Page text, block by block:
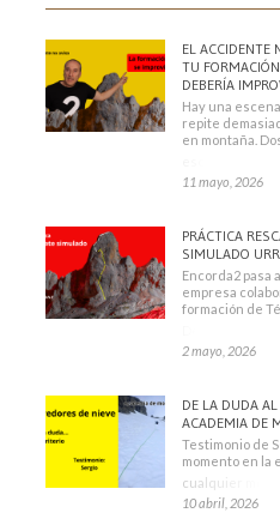
EL ACCIDENTE
TU
DEBERÍA
Hay una
repite
en montaña.
11 mayo, 2026
PRÁCTICA
SIMULADO
Encorda2 pasa
empresa
formación de
2 mayo, 2026
DE LA DUDA
ACADEMIA DE
Testimonio de
momento en la
cualquier
10 abril, 2026